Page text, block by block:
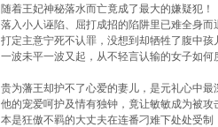
随着王妃神秘落水而亡竟成了最大的嫌疑犯！
落入小人诬陷、屈打成招的陷阱里已难全身而
打定主意宁死不认罪，没想到却牺牲了腹中
一波未平一波又起，从不轻言认输的女子如何
贵为藩王却护不了心爱的妻儿，是元礼心中最
他的宠爱呵护及情有独钟，竟让敏敏成为被攻
本是狂傲不羁的大丈夫在连番刁难下处处受制